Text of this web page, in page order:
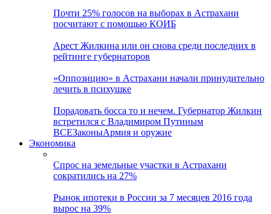
Почти 25% голосов на выборах в Астрахани
посчитают с помощью КОИБ
Арест Жилкина или он снова среди последних в
рейтинге губернаторов
«Оппозицию» в Астрахани начали принудительно
лечить в психушке
Порадовать босса то и нечем. Губернатор Жилкин
встретился с Владимиром Путиным
ВСЕЗаконыАрмия и оружие
Экономика
Спрос на земельные участки в Астрахани
сократились на 27%
Рынок ипотеки в России за 7 месяцев 2016 года
вырос на 39%